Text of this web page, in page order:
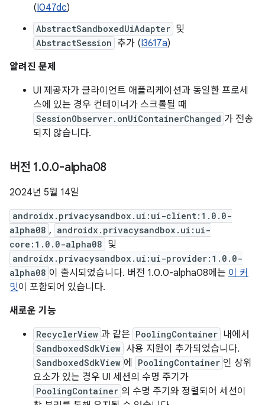
(I047dc)
AbstractSandboxedUiAdapter 및
AbstractSession 추가 (I3617a)
알려진 문제
UI 제공자가 클라이언트 애플리케이션과 동일한 프로세
스에 있는 경우 컨테이너가 스크롤될 때
SessionObserver.onUiContainerChanged 가 전송
되지 않습니다.
버전 1.0.0-alpha08
2024년 5월 14일
androidx.privacysandbox.ui:ui-client:1.0.0-
alpha08 , androidx.privacysandbox.ui:ui-
core:1.0.0-alpha08 및
androidx.privacysandbox.ui:ui-provider:1.0.0-
alpha08 이 출시되었습니다. 버전 1.0.0-alpha08에는 이 커
밋이 포함되어 있습니다.
새로운 기능
RecyclerView 과 같은 PoolingContainer 내에서
SandboxedSdkView 사용 지원이 추가되었습니다.
SandboxedSdkView 에 PoolingContainer 인 상위
요소가 있는 경우 UI 세션의 수명 주기가
PoolingContainer 의 수명 주기와 정렬되어 세션이